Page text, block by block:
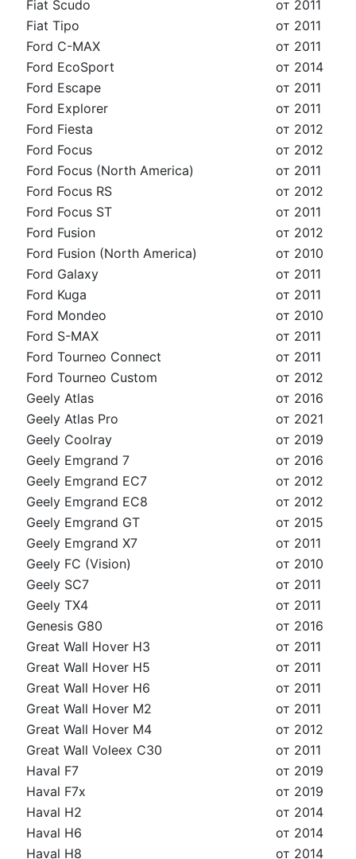
Fiat Scudo
от 2011
Fiat Tipo
от 2011
Ford C-MAX
от 2011
Ford EcoSport
от 2014
Ford Escape
от 2011
Ford Explorer
от 2011
Ford Fiesta
от 2012
Ford Focus
от 2012
Ford Focus (North America)
от 2011
Ford Focus RS
от 2012
Ford Focus ST
от 2011
Ford Fusion
от 2012
Ford Fusion (North America)
от 2010
Ford Galaxy
от 2011
Ford Kuga
от 2011
Ford Mondeo
от 2010
Ford S-MAX
от 2011
Ford Tourneo Connect
от 2011
Ford Tourneo Custom
от 2012
Geely Atlas
от 2016
Geely Atlas Pro
от 2021
Geely Coolray
от 2019
Geely Emgrand 7
от 2016
Geely Emgrand EC7
от 2012
Geely Emgrand EC8
от 2012
Geely Emgrand GT
от 2015
Geely Emgrand X7
от 2011
Geely FC (Vision)
от 2010
Geely SC7
от 2011
Geely TX4
от 2011
Genesis G80
от 2016
Great Wall Hover H3
от 2011
Great Wall Hover H5
от 2011
Great Wall Hover H6
от 2011
Great Wall Hover M2
от 2011
Great Wall Hover M4
от 2012
Great Wall Voleex C30
от 2011
Haval F7
от 2019
Haval F7x
от 2019
Haval H2
от 2014
Haval H6
от 2014
Haval H8
от 2014